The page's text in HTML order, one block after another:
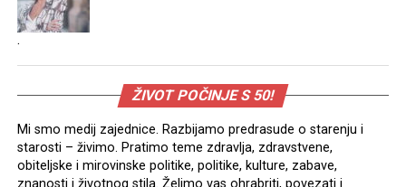
.
ŽIVOT POČINJE S 50!
Mi smo medij zajednice. Razbijamo predrasude o starenju i
starosti – živimo. Pratimo teme zdravlja, zdravstvene,
obiteljske i mirovinske politike, politike, kulture, zabave,
znanosti i životnog stila. Želimo vas ohrabriti, povezati i